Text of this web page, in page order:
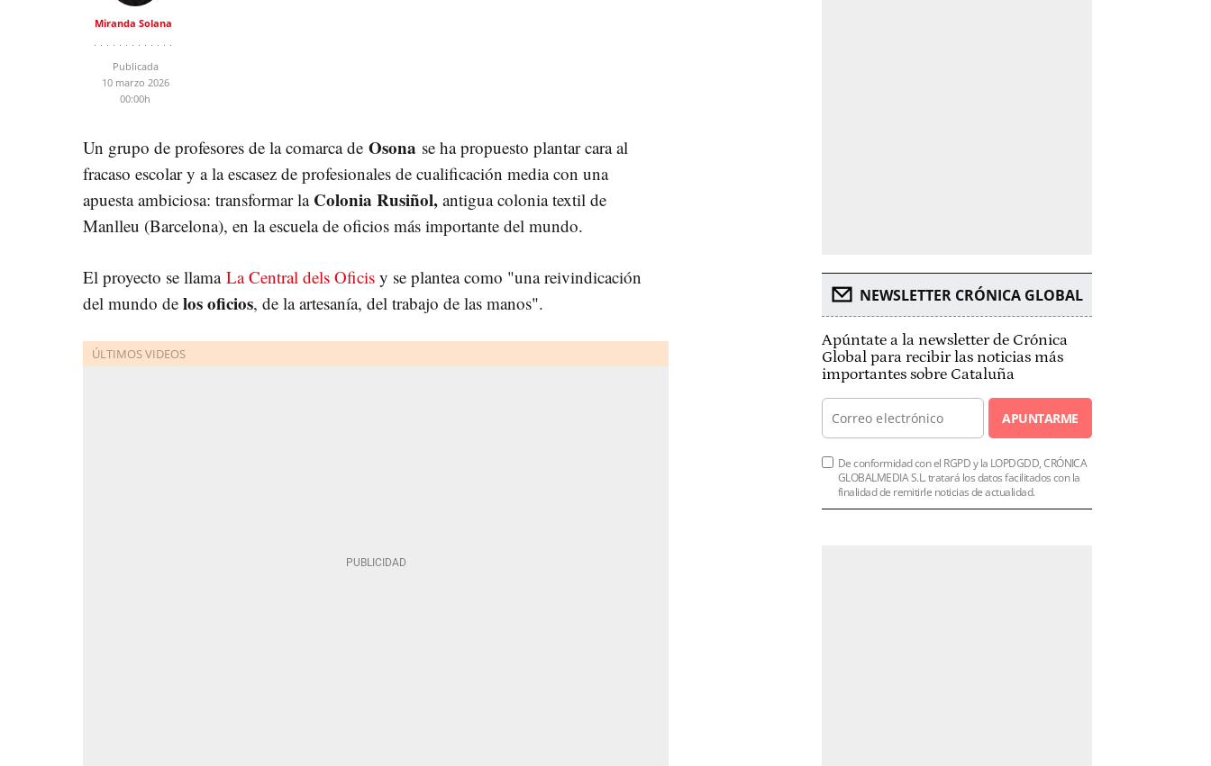
Miranda Solana
Publicada
10 marzo 2026
00:00h
Un grupo de profesores de la comarca de Osona se ha propuesto plantar cara al
fracaso escolar y a la escasez de profesionales de cualificación media con una
apuesta ambiciosa: transformar la Colonia Rusiñol, antigua colonia textil de
Manlleu (Barcelona), en la escuela de oficios más importante del mundo.
El proyecto se llama La Central dels Oficis y se plantea como "una reivindicación
del mundo de los oficios, de la artesanía, del trabajo de las manos". NEWSLETTER CRÓNICA GLOBAL
Apúntate a la newsletter de Crónica
Global para recibir las noticias más
importantes sobre Cataluña
APUNTARME
De conformidad con el RGPD y la LOPDGDD, CRÓNICA
GLOBALMEDIA S.L. tratará los datos facilitados con la
finalidad de remitirle noticias de actualidad.